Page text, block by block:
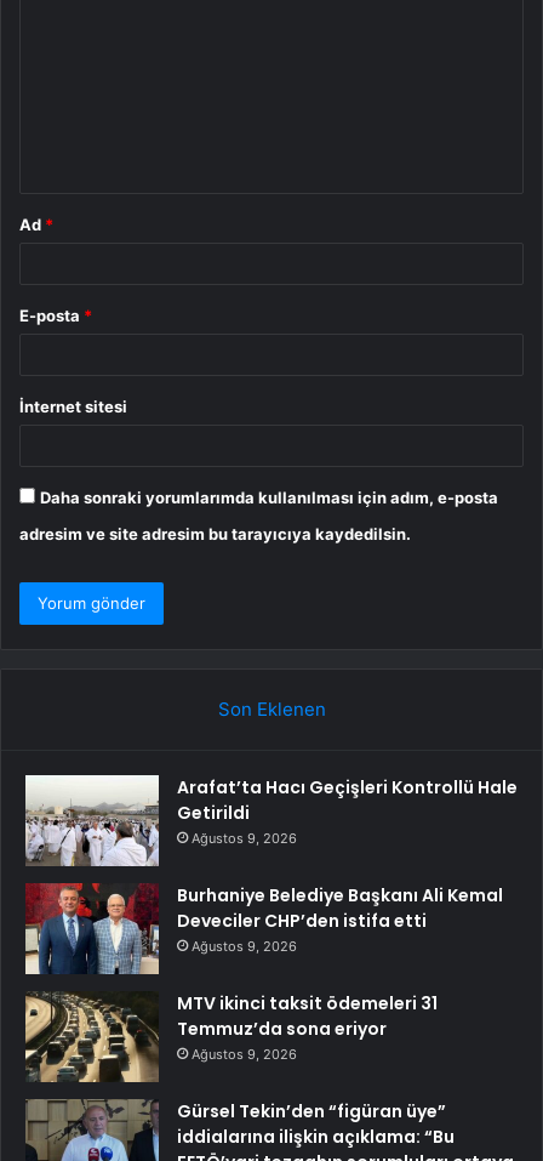
Ad *
E-posta *
İnternet sitesi
Daha sonraki yorumlarımda kullanılması için adım, e-posta
adresim ve site adresim bu tarayıcıya kaydedilsin.
Son Eklenen
Arafat’ta Hacı Geçişleri Kontrollü Hale
Getirildi
Ağustos 9, 2026
Burhaniye Belediye Başkanı Ali Kemal
Deveciler CHP’den istifa etti
Ağustos 9, 2026
MTV ikinci taksit ödemeleri 31
Temmuz’da sona eriyor
Ağustos 9, 2026
Gürsel Tekin’den “figüran üye”
iddialarına ilişkin açıklama: “Bu